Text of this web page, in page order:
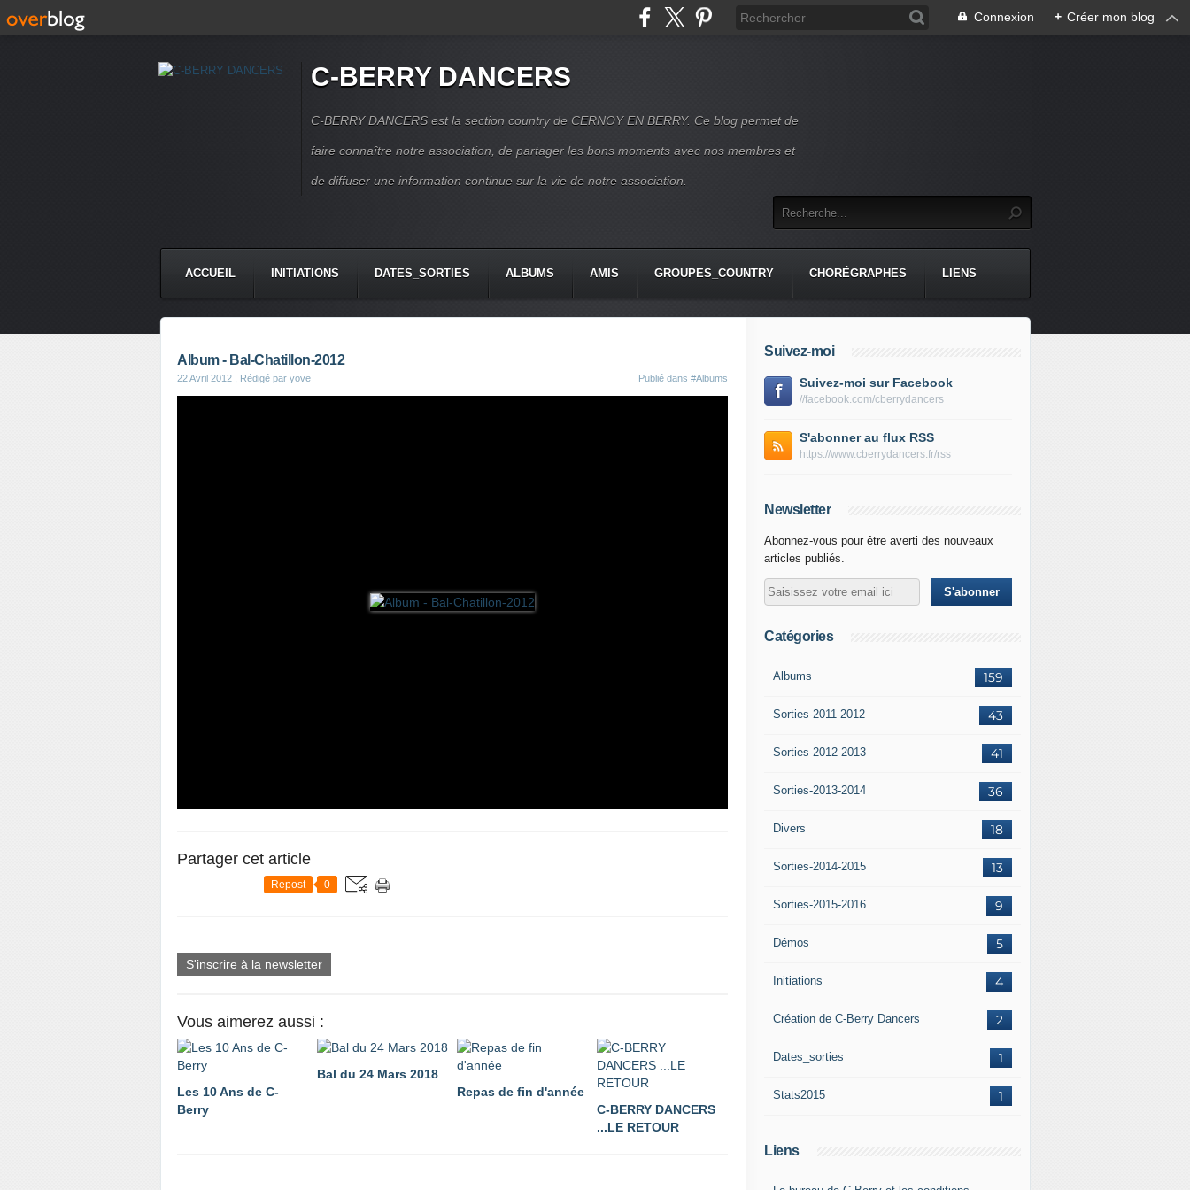
Connexion + Créer mon blog
C-BERRY DANCERS
C-BERRY DANCERS est la section country de CERNOY EN BERRY. Ce blog permet de
faire connaître notre association, de partager les bons moments avec nos membres et
de diffuser une information continue sur la vie de notre association.
ACCUEIL INITIATIONS DATES_SORTIES ALBUMS AMIS GROUPES_COUNTRY CHORÉGRAPHES LIENS
Album - Bal-Chatillon-2012
22 Avril 2012 , Rédigé par yove Publié dans #Albums
Partager cet article
Repost 0
S'inscrire à la newsletter
Vous aimerez aussi :
Les 10 Ans de C-
Berry
Bal du 24 Mars 2018
Repas de fin d'année
C-BERRY DANCERS
...LE RETOUR
Suivez-moi
Suivez-moi sur Facebook
//facebook.com/cberrydancers
S'abonner au flux RSS
https://www.cberrydancers.fr/rss
Newsletter
Abonnez-vous pour être averti des nouveaux
articles publiés.
Catégories
159
Albums
43
Sorties-2011-2012
41
Sorties-2012-2013
36
Sorties-2013-2014
18
Divers
13
Sorties-2014-2015
9
Sorties-2015-2016
5
Démos
4
Initiations
2
Création de C-Berry Dancers
1
Dates_sorties
1
Stats2015
Liens